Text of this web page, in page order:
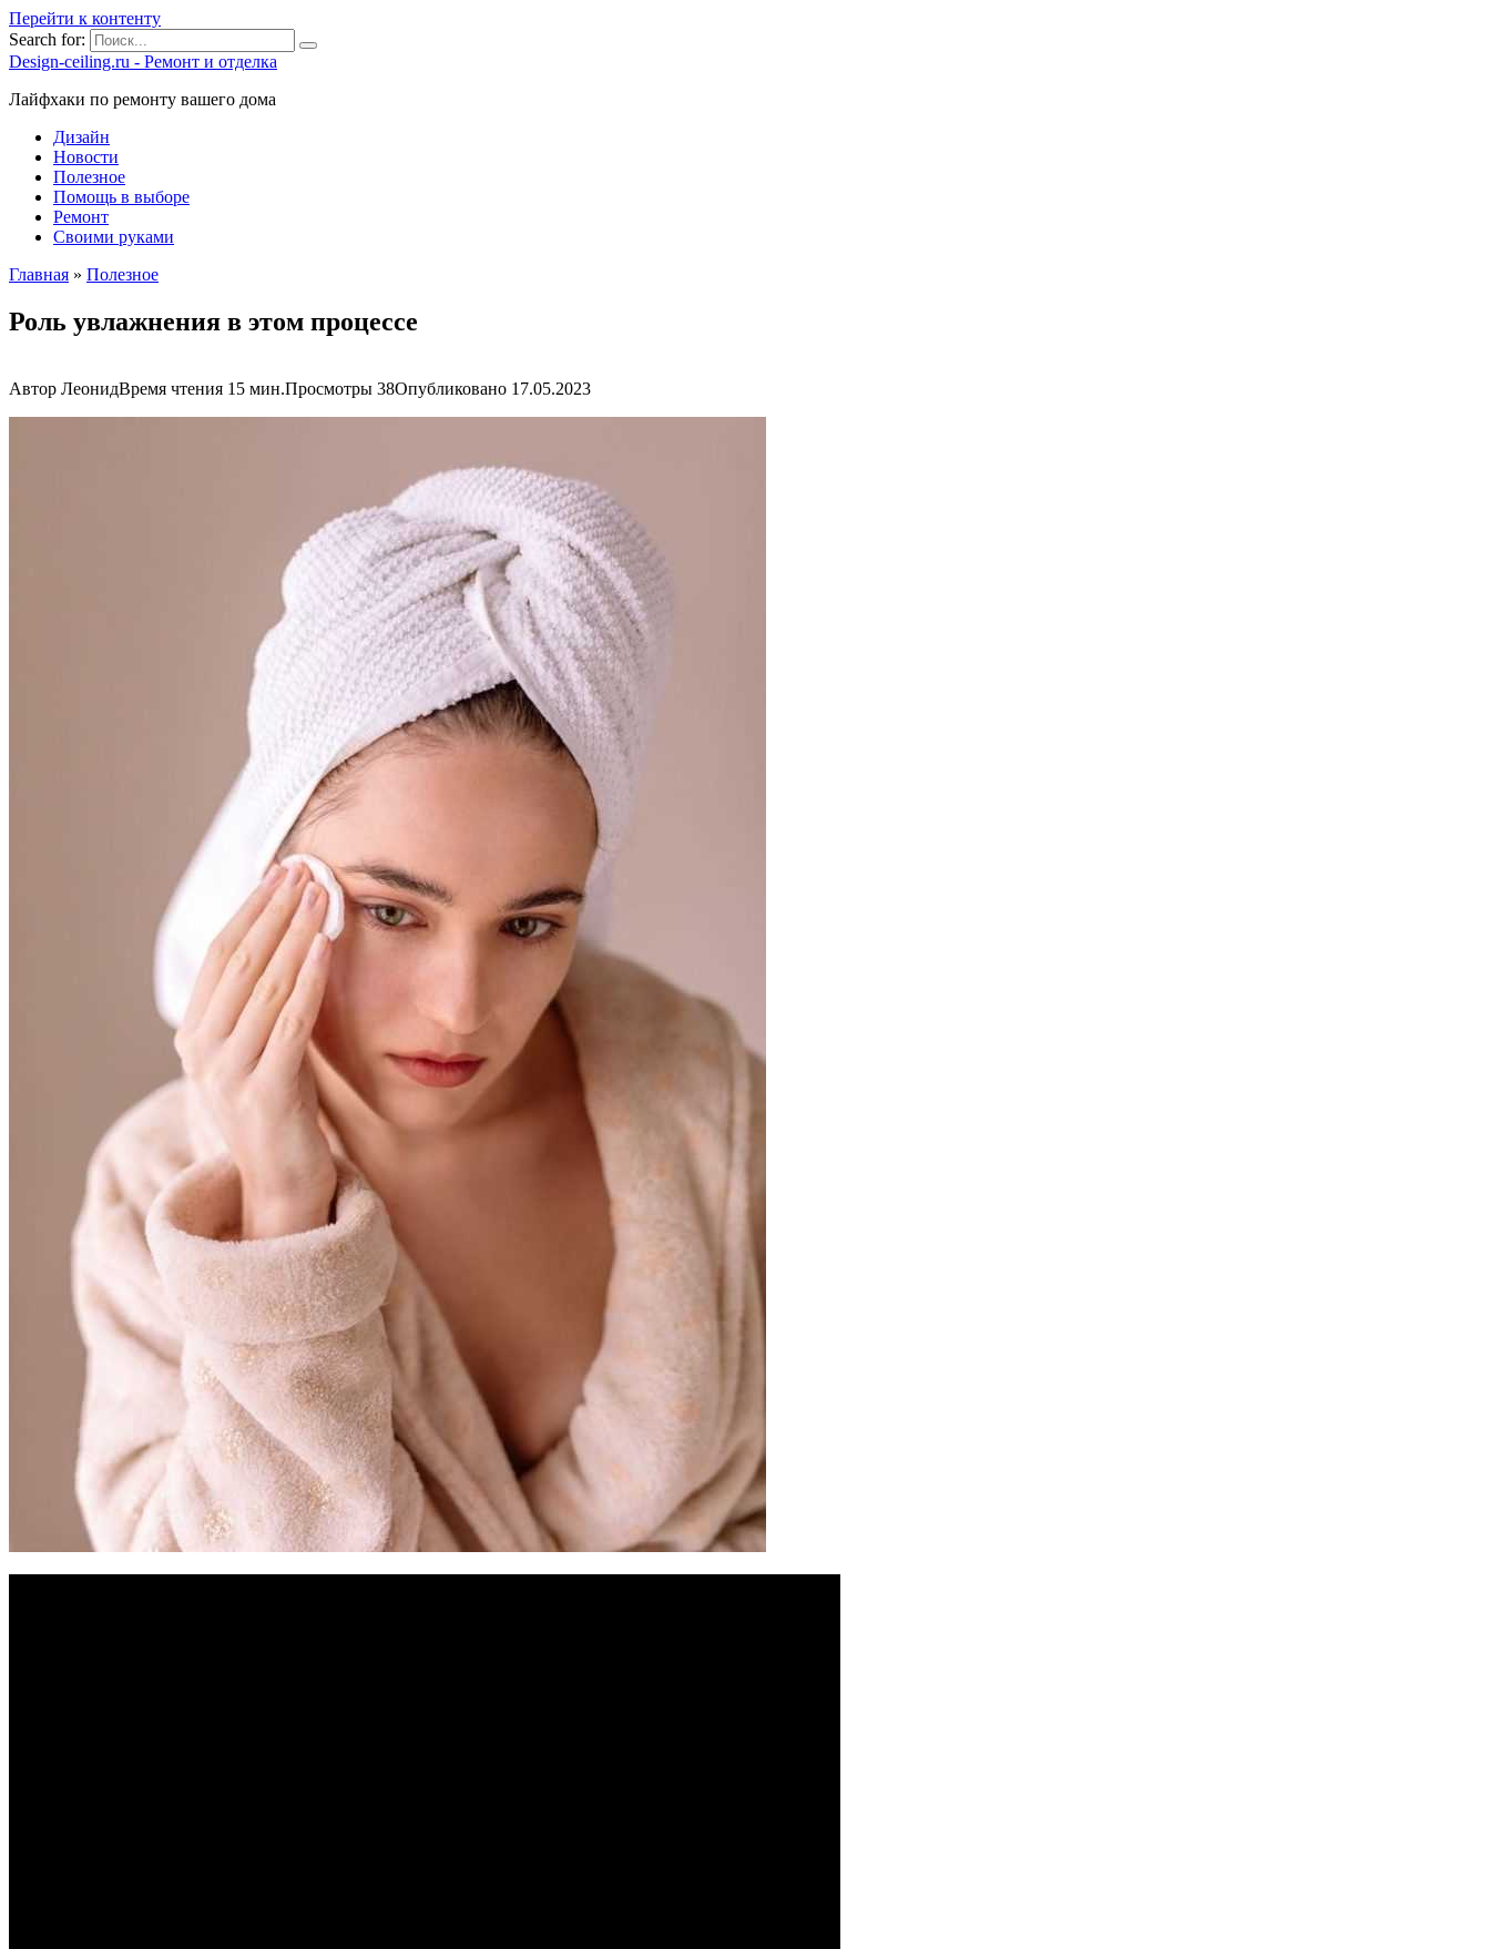
Перейти к контенту
Search for:
Design-ceiling.ru - Ремонт и отделка
Лайфхаки по ремонту вашего дома
Дизайн
Новости
Полезное
Помощь в выборе
Ремонт
Своими руками
Главная » Полезное
Роль увлажнения в этом процессе
Автор ЛеонидВремя чтения 15 мин.Просмотры 38Опубликовано 17.05.2023